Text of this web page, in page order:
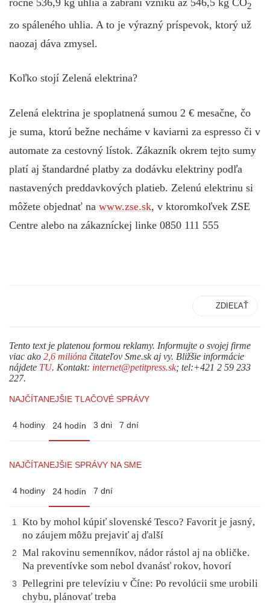
ročne 536,9 kg uhlia a zabráni vzniku až 546,5 kg CO2
zo spáleného uhlia. A to je výrazný príspevok, ktorý už
naozaj dáva zmysel.
Koľko stojí Zelená elektrina?
Zelená elektrina je spoplatnená sumou 2 € mesačne, čo
je suma, ktorú bežne necháme v kaviarni za espresso či v
automate za cestovný lístok. Zákazník okrem tejto sumy
platí aj štandardné platby za dodávku elektriny podľa
nastavených preddavkových platieb. Zelenú elektrinu si
môžete objednať na www.zse.sk, v ktoromkoľvek ZSE
Centre alebo na zákazníckej linke 0850 111 555
ZDIEĽAŤ
Tento text je platenou formou reklamy. Informujte o svojej firme
viac ako 2,6 milióna čitateľov Sme.sk aj vy. Bližšie informácie
nájdete TU. Kontakt: internet@petitpress.sk; tel:+421 2 59 233
227.
NAJČÍTANEJŠIE TLAČOVÉ SPRÁVY
4 hodiny 24 hodín 3 dni 7 dní
NAJČÍTANEJŠIE SPRÁVY NA SME
4 hodiny 24 hodín 7 dní
1
Kto by mohol kúpiť slovenské Tesco? Favorit je jasný,
no záujem môžu prejaviť aj ďalší
2
Mal rakovinu semenníkov, nádor rástol aj na obličke.
Na preventívke som nebol dvanásť rokov, hovorí
3
Pellegrini pre televíziu v Číne: Po revolúcii sme urobili
chybu, plánovať treba